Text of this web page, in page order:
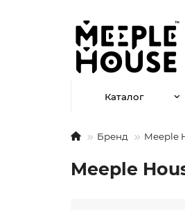
Каталог
Бренд Meeple
Meeple